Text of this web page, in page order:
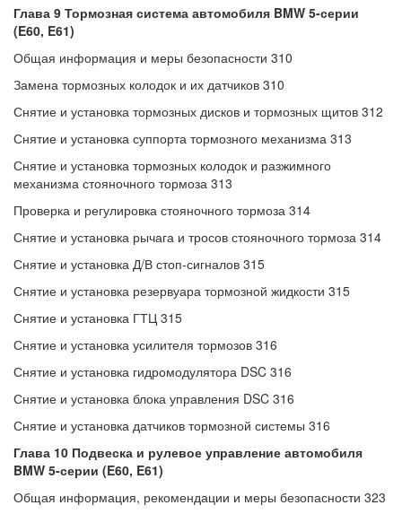
Глава 9 Тормозная система автомобиля BMW 5-серии
(E60, E61)
Общая информация и меры безопасности 310
Замена тормозных колодок и их датчиков 310
Снятие и установка тормозных дисков и тормозных щитов 312
Снятие и установка суппорта тормозного механизма 313
Снятие и установка тормозных колодок и разжимного
механизма стояночного тормоза 313
Проверка и регулировка стояночного тормоза 314
Снятие и установка рычага и тросов стояночного тормоза 314
Снятие и установка Д/В стоп-сигналов 315
Снятие и установка резервуара тормозной жидкости 315
Снятие и установка ГТЦ 315
Снятие и установка усилителя тормозов 316
Снятие и установка гидромодулятора DSC 316
Снятие и установка блока управления DSC 316
Снятие и установка датчиков тормозной системы 316
Глава 10 Подвеска и рулевое управление автомобиля
BMW 5-серии (E60, E61)
Общая информация, рекомендации и меры безопасности 323